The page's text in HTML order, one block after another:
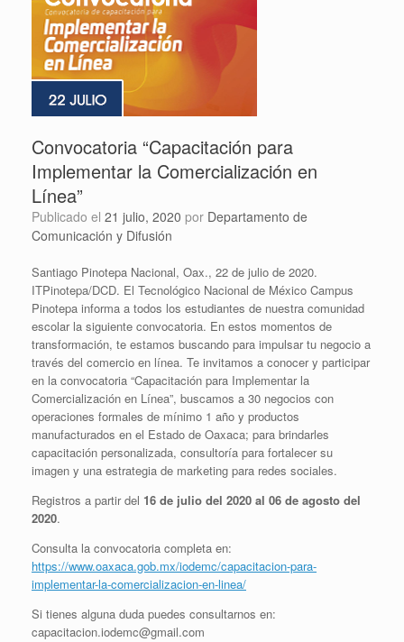
Convocatoria “Capacitación para
Implementar la Comercialización en
Línea”
Publicado el 21 julio, 2020 por Departamento de
Comunicación y Difusión
Santiago Pinotepa Nacional, Oax., 22 de julio de 2020.
ITPinotepa/DCD. El Tecnológico Nacional de México Campus
Pinotepa informa a todos los estudiantes de nuestra comunidad
escolar la siguiente convocatoria. En estos momentos de
transformación, te estamos buscando para impulsar tu negocio a
través del comercio en línea. Te invitamos a conocer y participar
en la convocatoria “Capacitación para Implementar la
Comercialización en Línea”, buscamos a 30 negocios con
operaciones formales de mínimo 1 año y productos
manufacturados en el Estado de Oaxaca; para brindarles
capacitación personalizada, consultoría para fortalecer su
imagen y una estrategia de marketing para redes sociales.
Registros a partir del 16 de julio del 2020 al 06 de agosto del
2020.
Consulta la convocatoria completa en:
https://www.oaxaca.gob.mx/iodemc/capacitacion-para-
implementar-la-comercializacion-en-linea/
Si tienes alguna duda puedes consultarnos en:
capacitacion.iodemc@gmail.com